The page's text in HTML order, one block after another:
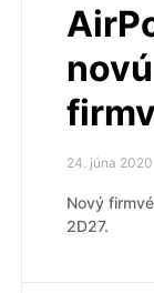
24. júna 2020
Nový
2D27.